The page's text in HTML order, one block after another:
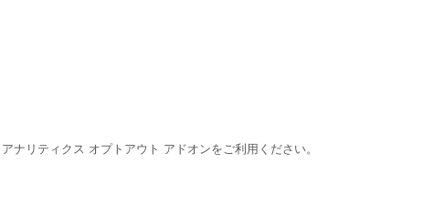
ナリティクス オプトアウト アドオンをご利用ください。